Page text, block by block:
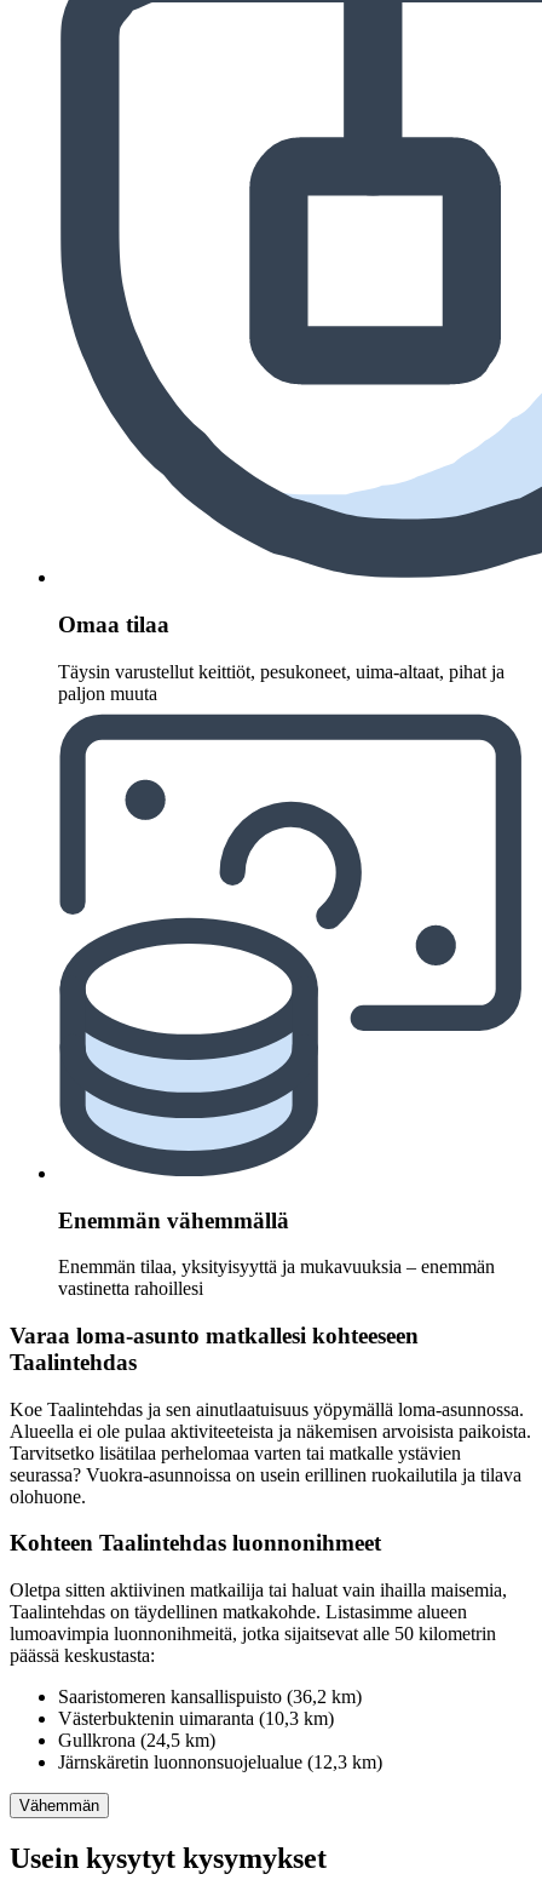
Omaa tilaa
Täysin varustellut keittiöt, pesukoneet, uima-altaat, pihat ja
paljon muuta
Enemmän vähemmällä
Enemmän tilaa, yksityisyyttä ja mukavuuksia – enemmän
vastinetta rahoillesi
Varaa loma-asunto matkallesi kohteeseen
Taalintehdas
Koe Taalintehdas ja sen ainutlaatuisuus yöpymällä loma-asunnossa.
Alueella ei ole pulaa aktiviteeteista ja näkemisen arvoisista paikoista.
Tarvitsetko lisätilaa perhelomaa varten tai matkalle ystävien
seurassa? Vuokra-asunnoissa on usein erillinen ruokailutila ja tilava
olohuone.
Kohteen Taalintehdas luonnonihmeet
Oletpa sitten aktiivinen matkailija tai haluat vain ihailla maisemia,
Taalintehdas on täydellinen matkakohde. Listasimme alueen
lumoavimpia luonnonihmeitä, jotka sijaitsevat alle 50 kilometrin
päässä keskustasta:
Saaristomeren kansallispuisto (36,2 km)
Västerbuktenin uimaranta (10,3 km)
Gullkrona (24,5 km)
Järnskäretin luonnonsuojelualue (12,3 km)
Vähemmän
Usein kysytyt kysymykset